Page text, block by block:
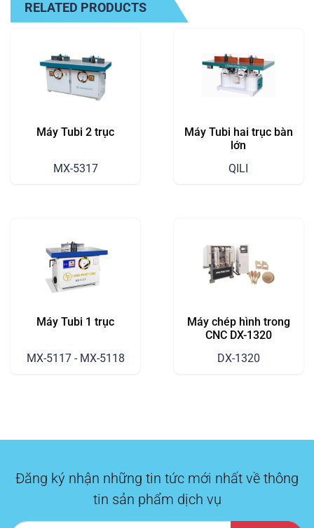
RELATED PRODUCTS
Máy Tubi 2 trục
MX-5317
Máy Tubi hai trục bàn
lớn
QILI
Máy Tubi 1 trục
MX-5117 - MX-5118
Máy chép hình trong
CNC DX-1320
DX-1320
Đăng ký nhận những tin tức mới nhất về thông
tin sản phẩm dịch vụ